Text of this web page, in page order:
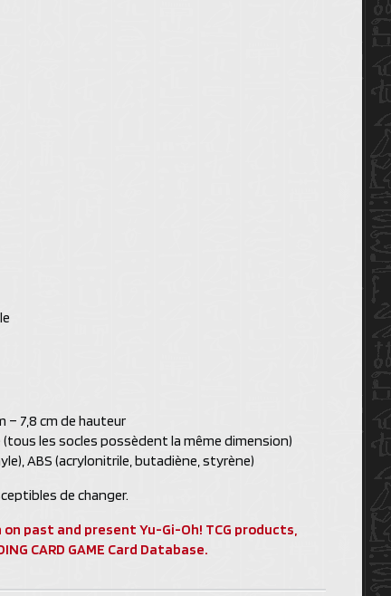
– 7,8 cm de hauteur
(tous les socles possèdent la même dimension)
ABS (acrylonitrile, butadiène, styrène)
de changer.
past and present Yu-Gi-Oh! TCG products,
CARD GAME Card Database.